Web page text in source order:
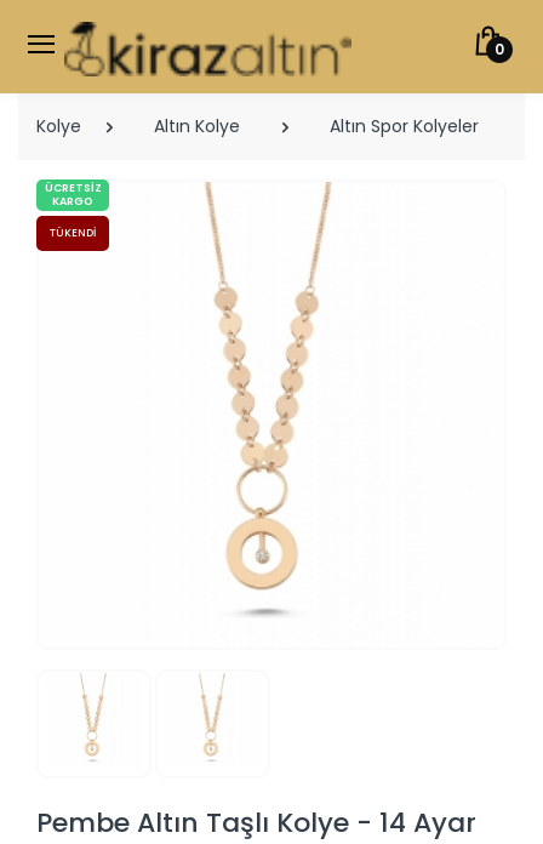
0
Kolye Altın Kolye Altın Spor Kolyeler
ÜCRETSIZ
KARGO
TÜKENDI
Pembe Altın Taşlı Kolye - 14 Ayar